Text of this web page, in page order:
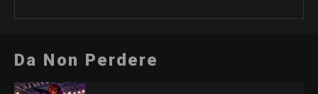
Da Non Perdere